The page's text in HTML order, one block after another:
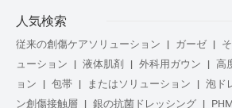
人気検索
従来の創傷ケアソリューション ガーゼ
ューション
液体肌剤 外科用ガウン
高
ョン
包帯 またはソリューション 泡ド
ン創傷接触層
銀の抗菌ドレッシング